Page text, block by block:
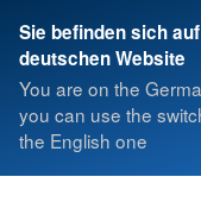
Sie befinden sich
deutschen Website
You are on the
you can use the
the English one